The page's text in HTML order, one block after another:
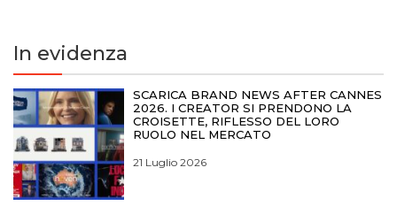
In evidenza
SCARICA BRAND NEWS AFTER CANNES
2026. I CREATOR SI PRENDONO LA
CROISETTE, RIFLESSO DEL LORO
RUOLO NEL MERCATO
21 Luglio 2026